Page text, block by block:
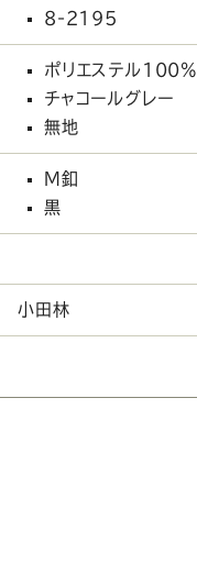
8-2195
ポリエステル100%
チャコールグレー
無地
M釦
黒
小田林